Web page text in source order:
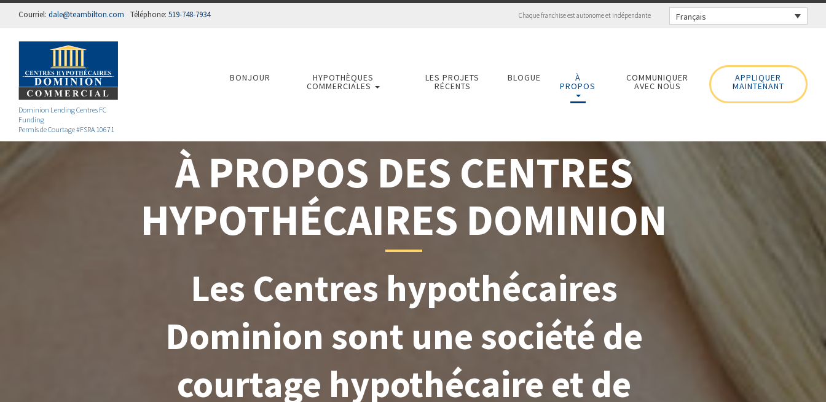
Courriel: dale@teambilton.com Téléphone: 519-748-7934 Chaque franchise est autonome et indépendante Français
Dominion Lending Centres FC
Funding
Permis de Courtage #FSRA 10671
BONJOUR HYPOTHÈQUES
COMMERCIALES
LES PROJETS
RÉCENTS
BLOGUE À
PROPOS
COMMUNIQUER
AVEC NOUS
APPLIQUER
MAINTENANT
À PROPOS DES CENTRES
HYPOTHÉCAIRES DOMINION
Les Centres hypothécaires
Dominion sont une société de
courtage hypothécaire et de